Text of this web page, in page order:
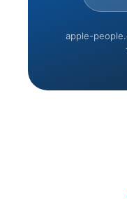
apple-